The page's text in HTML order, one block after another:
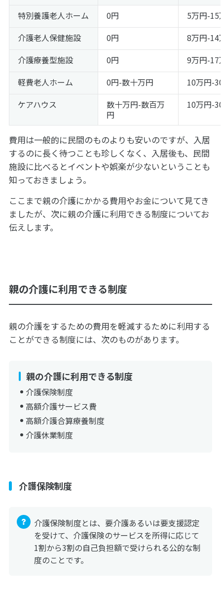
特別養護老人ホーム
0円
5万円-
介護老人保健施設
0円
8万円-
介護療養型施設
0円
9万円-
軽費老人ホーム
0円-数十万円
10万円-
ケアハウス
数十万円-数百万
円
10万円-
費用は一般的に民間のものよりも安いのですが、入居
するのに長く待つことも珍しくなく、入居後も、民間
施設に比べるとイベントや娯楽が少ないということも
知っておきましょう。
ここまで親の介護にかかる費用やお金について見てき
ましたが、次に親の介護に利用できる制度についてお
伝えします。
親の介護に利用できる制度
親の介護をするための費用を軽減するために利用する
ことができる制度には、次のものがあります。
親の介護に利用できる制度
介護保険制度
高額介護サービス費
高額介護合算療養制度
介護休業制度
介護保険制度
介護保険制度とは、要介護あるいは要支援認定
を受けて、介護保険のサービスを所得に応じて
1割から3割の自己負担額で受けられる公的な制
度のことです。